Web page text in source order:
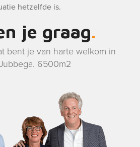
hetzelfde is.
je graag
bent je van harte welkom in
6500m2